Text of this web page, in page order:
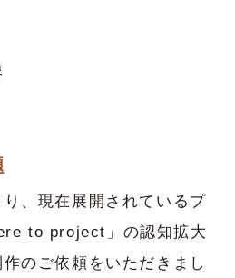
、現在展開されているプ
to project」の認知拡大
のご依頼をいただきまし